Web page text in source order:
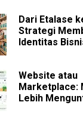
Dari Etalase
Strategi
Identitas
Website atau
Marketplace:
Lebih